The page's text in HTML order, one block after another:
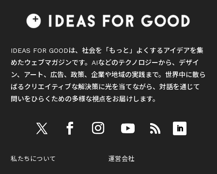
IDEAS FOR GOODは、社会を「もっと」よくするアイデアを集
めたウェブマガジンです。AIなどのテクノロジーから、デザイ
ン、アート、広告、政策、企業や地域の実践まで。世界中に散ら
ばるクリエイティブな解決策に光を当てながら、対話を通じて
問いをひらくための多様な視点をお届けします。
私たちについて 運営会社